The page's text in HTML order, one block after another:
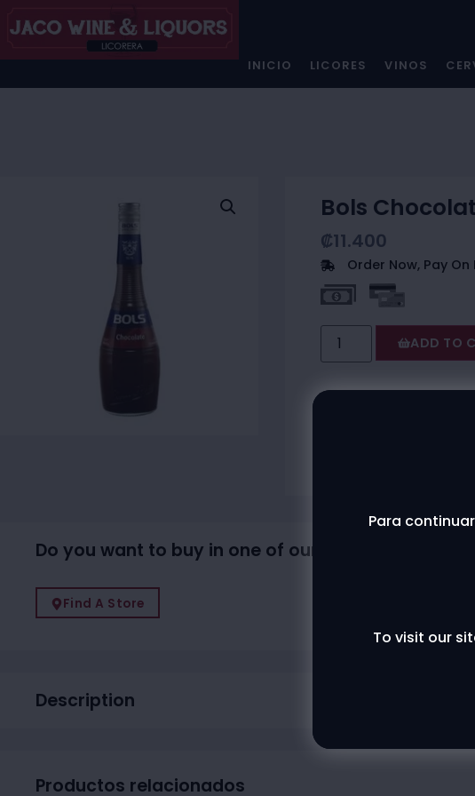
INICIO LICORES VINOS
Bols
₡11.400
Order Now, Pay
ADD TO
Do you want to buy in one of our physical stores?
Find A Store
Description
Productos relacionados
Para
To visit our